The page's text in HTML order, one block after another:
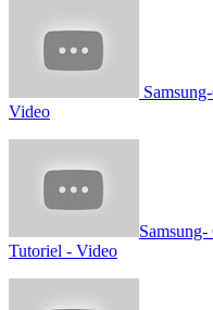
Samsung Galaxy
Samsung